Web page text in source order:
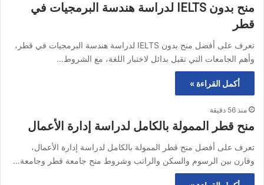
منح بدون IELTS لدراسة هندسة البرمجيات في
قطر
تعرف على أفضل منح بدون IELTS لدراسة هندسة البرمجيات في قطر،
وأهم الجامعات التي تقبل بدائل لاختبار اللغة، مع الشروط…
أكمل القراءة »
منذ 56 دقيقة
منح قطر الممولة بالكامل لدراسة إدارة الأعمال
تعرف على أفضل منح قطر الممولة بالكامل لدراسة إدارة الأعمال،
وقارن بين الرسوم والسكن والراتب وشروط منح جامعة قطر وجامعة…